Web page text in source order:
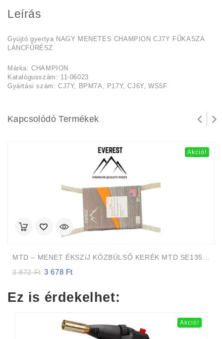
Leírás
Gyújtó gyertya NAGY MENETES CHAMPION CJ7Y FŰKASZA
LÁNCFŰRÉSZ
Márka: CHAMPION
Katalógusszám: 11-06023
Gyártási szám: CJ7Y, BPM7A, P17Y, CJ6Y, WS5F
Kapcsolódó Termékek
Akció!
3 872Ft Original
3
3 678 Ft
3
Ez is érdekelhet:
Akció!